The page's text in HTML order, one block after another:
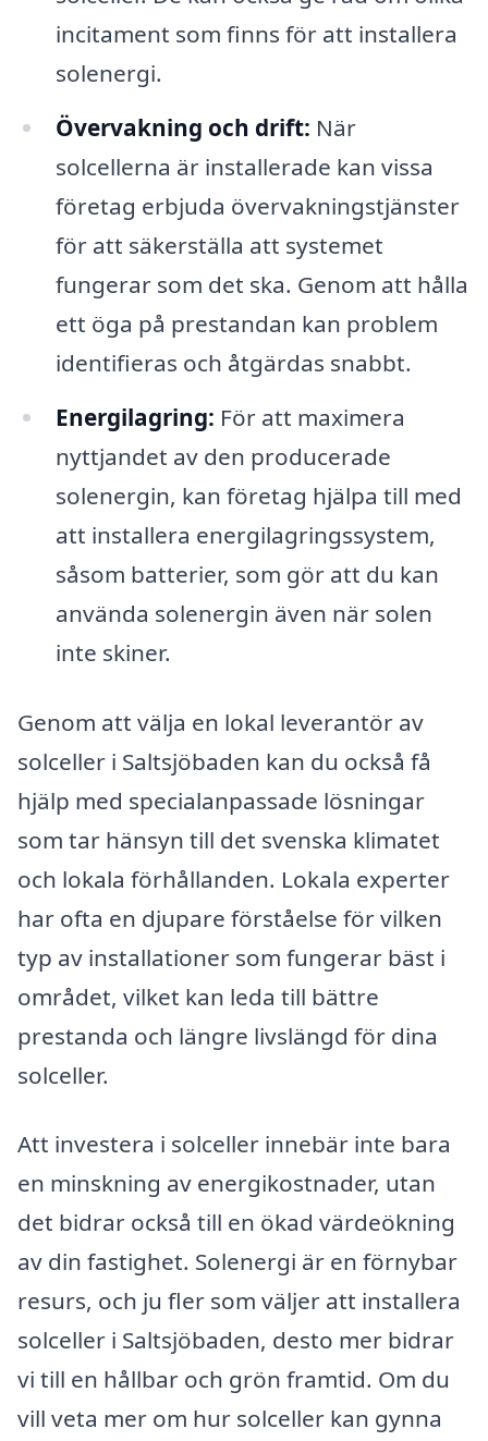
incitament som finns för att installera
solenergi.
Övervakning och drift: När
solcellerna är installerade kan vissa
företag erbjuda övervakningstjänster
för att säkerställa att systemet
fungerar som det ska. Genom att hålla
ett öga på prestandan kan problem
identifieras och åtgärdas snabbt.
Energilagring: För att maximera
nyttjandet av den producerade
solenergin, kan företag hjälpa till med
att installera energilagringssystem,
såsom batterier, som gör att du kan
använda solenergin även när solen
inte skiner.
Genom att välja en lokal leverantör av
solceller i Saltsjöbaden kan du också få
hjälp med specialanpassade lösningar
som tar hänsyn till det svenska klimatet
och lokala förhållanden. Lokala experter
har ofta en djupare förståelse för vilken
typ av installationer som fungerar bäst i
området, vilket kan leda till bättre
prestanda och längre livslängd för dina
solceller.
Att investera i solceller innebär inte bara
en minskning av energikostnader, utan
det bidrar också till en ökad värdeökning
av din fastighet. Solenergi är en förnybar
resurs, och ju fler som väljer att installera
solceller i Saltsjöbaden, desto mer bidrar
vi till en hållbar och grön framtid. Om du
vill veta mer om hur solceller kan gynna